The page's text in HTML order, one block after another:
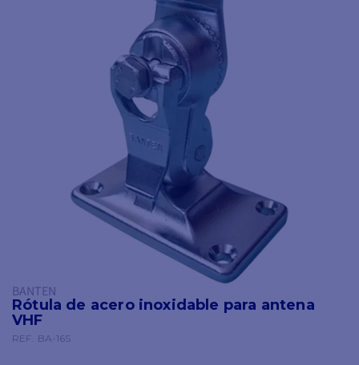
BANTEN
Rótula de acero inoxidable para antena
VHF
REF. BA-16S